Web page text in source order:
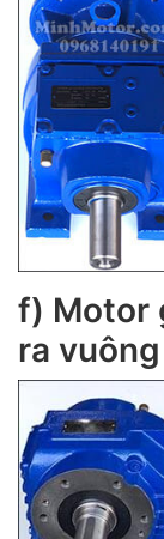
f) Motor
ra